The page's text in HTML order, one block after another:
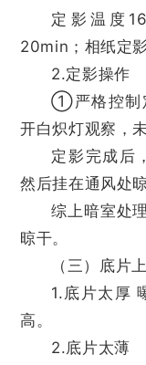
定影温度
20min；相纸定
2.定影操作
①严格控制
开白炽灯观察，
定影完成后
然后挂在通风处晾
综上暗室处
晾干。
（三）底片
1.底片太厚
高。
2.底片太薄